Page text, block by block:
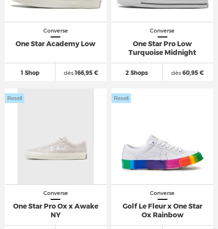
Converse
One Star Academy Low
1 Shop dès166,95 €
Converse
One Star Pro Low
Turquoise Midnight
2 Shops dès 60,95 €
Converse
One Star Pro Ox x Awake
NY
Resell
Converse
Golf Le Fleur x One Star
Ox Rainbow
Resell